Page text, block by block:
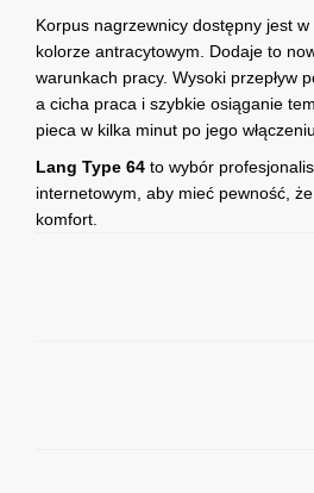
Korpus nagrzewnicy dostępny jest
kolorze antracytowym. Dodaje to
warunkach pracy. Wysoki przepływ
a cicha praca i szybkie osiąganie
pieca w kilka minut po jego
Lang Type 64 to wybór
internetowym, aby mieć pewność,
komfort.